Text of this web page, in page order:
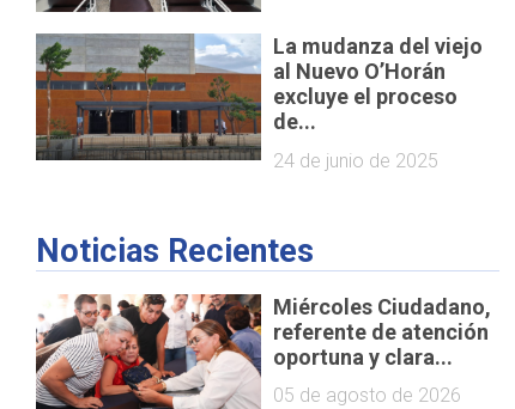
La mudanza del viejo
al Nuevo O’Horán
excluye el proceso
de...
24 de junio de 2025
Noticias Recientes
Miércoles Ciudadano,
referente de atención
oportuna y clara...
05 de agosto de 2026